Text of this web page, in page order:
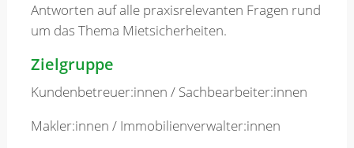
Antworten auf alle praxisrelevanten Fragen rund
um das Thema Mietsicherheiten.
Zielgruppe
Kundenbetreuer:innen / Sachbearbeiter:innen
Makler:innen / Immobilienverwalter:innen